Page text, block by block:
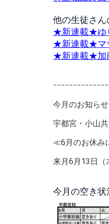
他の生徒さ
★新連載★ゆ
★新連載★マ
★新連載★加
ｰｰｰｰｰｰｰｰｰｰｰｰｰ
今月のお知らせ
宇都宮・小山
≪6月のお休み
来月6月13日（
今月の空き状